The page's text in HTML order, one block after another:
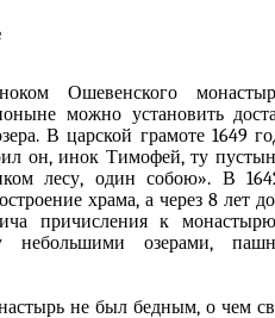
Ошевенского
можно установить
В царской грамоте 1649
он, инок Тимофей, ту
лесу, один собою». В
храма, а через 8 лет
причисления к
небольшими озерами,
не был бедным, о чем